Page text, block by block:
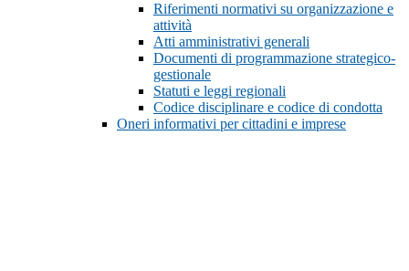
Riferimenti normativi su organizzazione e
attività
Atti amministrativi generali
Documenti di programmazione strategico-
gestionale
Statuti e leggi regionali
Codice disciplinare e codice di condotta
Oneri informativi per cittadini e imprese